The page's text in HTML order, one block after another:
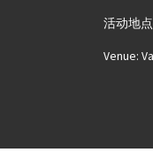
活动地
Venue: